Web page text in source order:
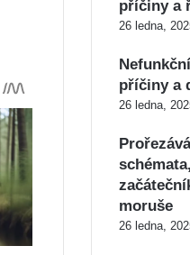
příčiny a
26 ledna,
příčiny a
26 ledna,
moruše
26 ledna,